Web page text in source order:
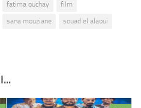
fatima ouchay
film
sana mouziane
souad el alaoui